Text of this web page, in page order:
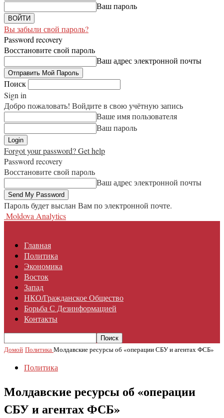
Ваш пароль
Вы забыли свой пароль?
Password recovery
Восстановите свой пароль
Ваш адрес электронной почты
Поиск
Sign in
Добро пожаловать! Войдите в свою учётную запись
Ваше имя пользователя
Ваш пароль
Forgot your password? Get help
Password recovery
Восстановите свой пароль
Ваш адрес электронной почты
Пароль будет выслан Вам по электронной почте.
Moldova Analytics
Главная
Политика
Экономика
Восток
Запад
НКО/гражданское Общество
Борьба С Дезинформацией
Контакты
Домой ПолитикаМолдавские ресурсы об «операции СБУ и агентах ФСБ»
Политика
Молдавские ресурсы об «операции
СБУ и агентах ФСБ»